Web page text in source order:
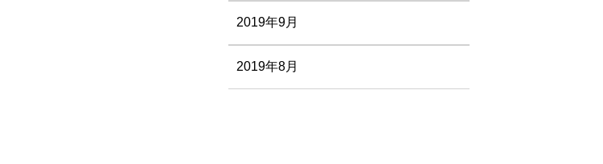
2019年9月
2019年8月